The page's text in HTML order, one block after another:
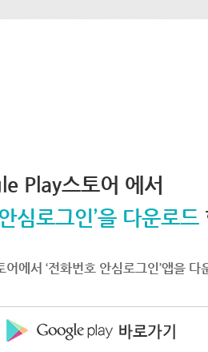
Play스토어 에서
심로그인’을 다운로드
에서 ‘전화번호 안심로그인’앱을 다